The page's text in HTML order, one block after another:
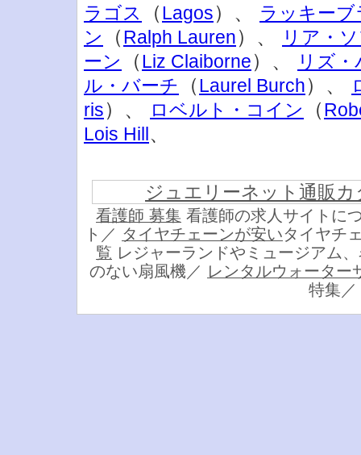
ラゴス
（Lagos）、
ラッキー
ン
（Ralph Lauren）、
リア・
ーン
（Liz Claiborne）、
リズ
ル・バーチ
（Laurel Burch）、
ris）、 ロベルト・コイン （
Lois Hill、
ジュエリーネット通販
看護師 募集 看護師の求人サイトに
ト／ タイヤチェーンが安いタイヤチ
覧 レジャーランドやミュージアム
のない扇風機／ レンタルウォーター
特集／